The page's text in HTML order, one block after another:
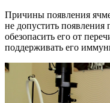
Причины появления
не допустить
обезопасить его от
поддерживать его